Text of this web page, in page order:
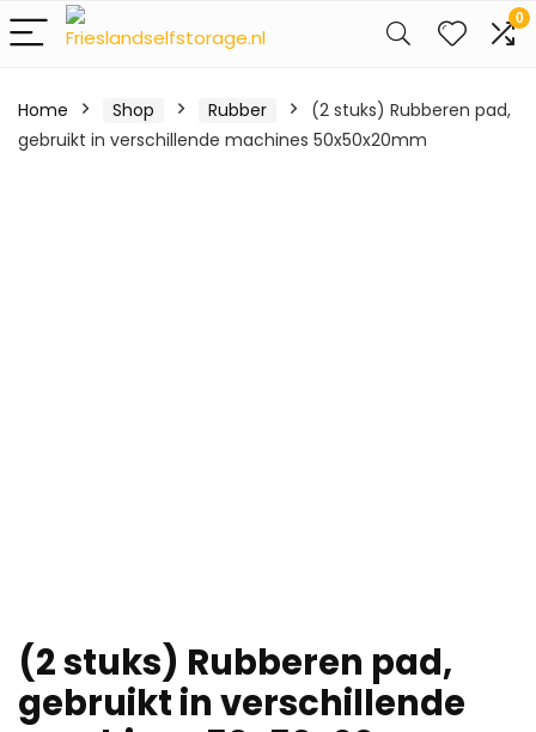
0
Home Shop Rubber
(2 stuks) Rubberen pad,
gebruikt in verschillende machines 50x50x20mm
(2 stuks) Rubberen pad,
gebruikt in verschillende